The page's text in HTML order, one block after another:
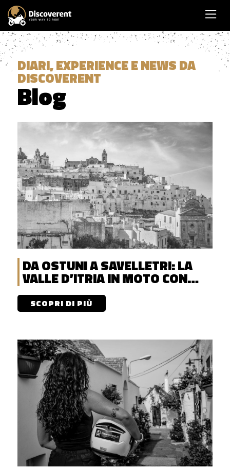
DIARI, EXPERIENCE E NEWS DA
DISCOVERENT
Blog
DA OSTUNI A SAVELLETRI: LA
VALLE D’ITRIA IN MOTO CON
DISCOVERENT
SCOPRI DI PIÙ